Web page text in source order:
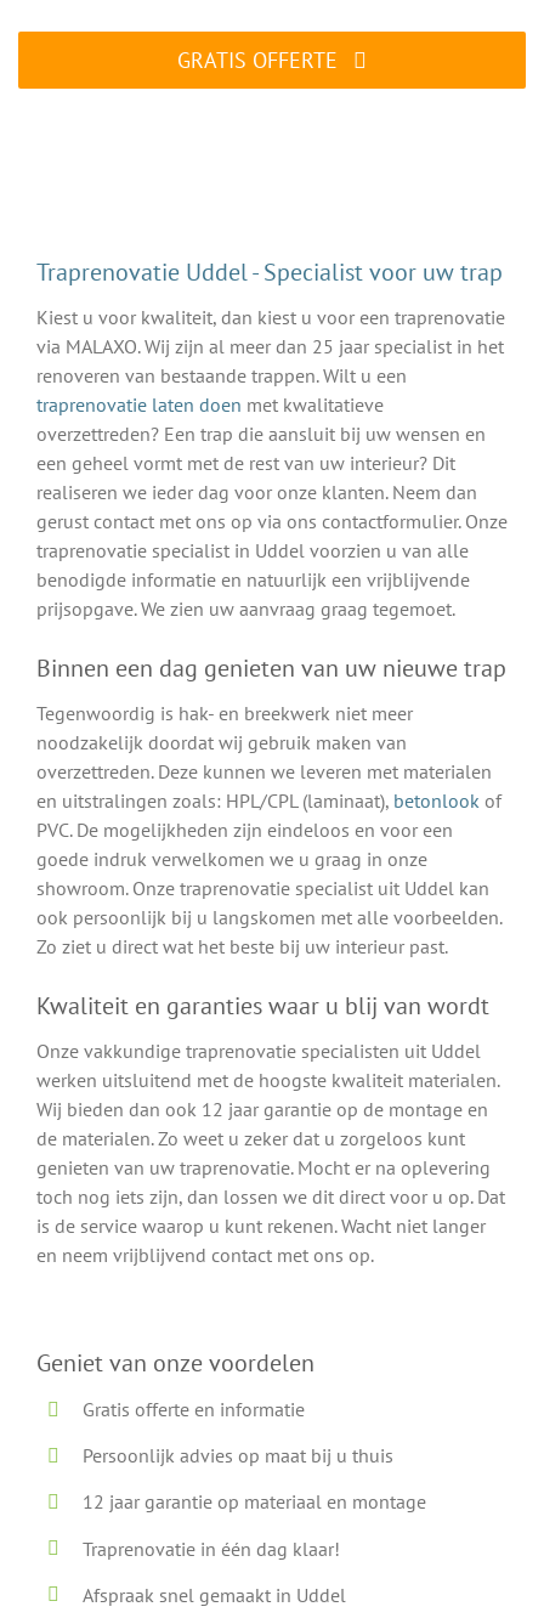
GRATIS OFFERTE
Traprenovatie Uddel - Specialist voor uw trap
Kiest u voor kwaliteit, dan kiest u voor een traprenovatie
via MALAXO. Wij zijn al meer dan 25 jaar specialist in het
renoveren van bestaande trappen. Wilt u een
traprenovatie laten doen met kwalitatieve
overzettreden? Een trap die aansluit bij uw wensen en
een geheel vormt met de rest van uw interieur? Dit
realiseren we ieder dag voor onze klanten. Neem dan
gerust contact met ons op via ons contactformulier. Onze
traprenovatie specialist in Uddel voorzien u van alle
benodigde informatie en natuurlijk een vrijblijvende
prijsopgave. We zien uw aanvraag graag tegemoet.
Binnen een dag genieten van uw nieuwe trap
Tegenwoordig is hak- en breekwerk niet meer
noodzakelijk doordat wij gebruik maken van
overzettreden. Deze kunnen we leveren met materialen
en uitstralingen zoals: HPL/CPL (laminaat), betonlook of
PVC. De mogelijkheden zijn eindeloos en voor een
goede indruk verwelkomen we u graag in onze
showroom. Onze traprenovatie specialist uit Uddel kan
ook persoonlijk bij u langskomen met alle voorbeelden.
Zo ziet u direct wat het beste bij uw interieur past.
Kwaliteit en garanties waar u blij van wordt
Onze vakkundige traprenovatie specialisten uit Uddel
werken uitsluitend met de hoogste kwaliteit materialen.
Wij bieden dan ook 12 jaar garantie op de montage en
de materialen. Zo weet u zeker dat u zorgeloos kunt
genieten van uw traprenovatie. Mocht er na oplevering
toch nog iets zijn, dan lossen we dit direct voor u op. Dat
is de service waarop u kunt rekenen. Wacht niet langer
en neem vrijblijvend contact met ons op.
Geniet van onze voordelen
Gratis offerte en informatie
Persoonlijk advies op maat bij u thuis
12 jaar garantie op materiaal en montage
Traprenovatie in één dag klaar!
Afspraak snel gemaakt in Uddel